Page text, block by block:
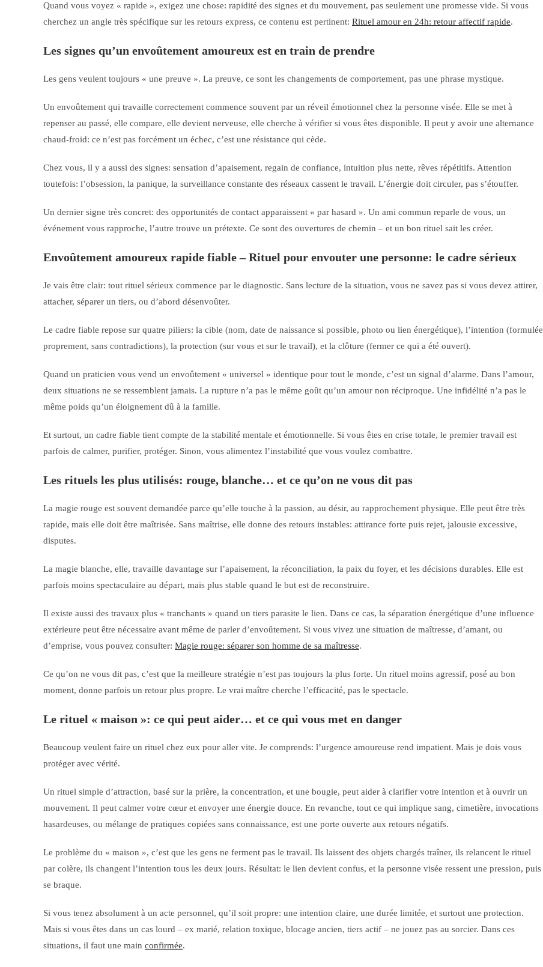
Quand vous voyez « rapide », exigez une chose: rapidité des signes et du mouvement, pas seulement une promesse vide. Si vous
cherchez un angle très spécifique sur les retours express, ce contenu est pertinent: Rituel amour en 24h: retour affectif rapide.
Les signes qu’un envoûtement amoureux est en train de prendre
Les gens veulent toujours « une preuve ». La preuve, ce sont les changements de comportement, pas une phrase mystique.
Un envoûtement qui travaille correctement commence souvent par un réveil émotionnel chez la personne visée. Elle se met à
repenser au passé, elle compare, elle devient nerveuse, elle cherche à vérifier si vous êtes disponible. Il peut y avoir une alternance
chaud-froid: ce n’est pas forcément un échec, c’est une résistance qui cède.
Chez vous, il y a aussi des signes: sensation d’apaisement, regain de confiance, intuition plus nette, rêves répétitifs. Attention
toutefois: l’obsession, la panique, la surveillance constante des réseaux cassent le travail. L’énergie doit circuler, pas s’étouffer.
Un dernier signe très concret: des opportunités de contact apparaissent « par hasard ». Un ami commun reparle de vous, un
événement vous rapproche, l’autre trouve un prétexte. Ce sont des ouvertures de chemin – et un bon rituel sait les créer.
Envoûtement amoureux rapide fiable – Rituel pour envouter une personne: le cadre sérieux
Je vais être clair: tout rituel sérieux commence par le diagnostic. Sans lecture de la situation, vous ne savez pas si vous devez attirer,
attacher, séparer un tiers, ou d’abord désenvoûter.
Le cadre fiable repose sur quatre piliers: la cible (nom, date de naissance si possible, photo ou lien énergétique), l’intention (formulée
proprement, sans contradictions), la protection (sur vous et sur le travail), et la clôture (fermer ce qui a été ouvert).
Quand un praticien vous vend un envoûtement « universel » identique pour tout le monde, c’est un signal d’alarme. Dans l’amour,
deux situations ne se ressemblent jamais. La rupture n’a pas le même goût qu’un amour non réciproque. Une infidélité n’a pas le
même poids qu’un éloignement dû à la famille.
Et surtout, un cadre fiable tient compte de la stabilité mentale et émotionnelle. Si vous êtes en crise totale, le premier travail est
parfois de calmer, purifier, protéger. Sinon, vous alimentez l’instabilité que vous voulez combattre.
Les rituels les plus utilisés: rouge, blanche… et ce qu’on ne vous dit pas
La magie rouge est souvent demandée parce qu’elle touche à la passion, au désir, au rapprochement physique. Elle peut être très
rapide, mais elle doit être maîtrisée. Sans maîtrise, elle donne des retours instables: attirance forte puis rejet, jalousie excessive,
disputes.
La magie blanche, elle, travaille davantage sur l’apaisement, la réconciliation, la paix du foyer, et les décisions durables. Elle est
parfois moins spectaculaire au départ, mais plus stable quand le but est de reconstruire.
Il existe aussi des travaux plus « tranchants » quand un tiers parasite le lien. Dans ce cas, la séparation énergétique d’une influence
extérieure peut être nécessaire avant même de parler d’envoûtement. Si vous vivez une situation de maîtresse, d’amant, ou
d’emprise, vous pouvez consulter: Magie rouge: séparer son homme de sa maîtresse.
Ce qu’on ne vous dit pas, c’est que la meilleure stratégie n’est pas toujours la plus forte. Un rituel moins agressif, posé au bon
moment, donne parfois un retour plus propre. Le vrai maître cherche l’efficacité, pas le spectacle.
Le rituel « maison »: ce qui peut aider… et ce qui vous met en danger
Beaucoup veulent faire un rituel chez eux pour aller vite. Je comprends: l’urgence amoureuse rend impatient. Mais je dois vous
protéger avec vérité.
Un rituel simple d’attraction, basé sur la prière, la concentration, et une bougie, peut aider à clarifier votre intention et à ouvrir un
mouvement. Il peut calmer votre cœur et envoyer une énergie douce. En revanche, tout ce qui implique sang, cimetière, invocations
hasardeuses, ou mélange de pratiques copiées sans connaissance, est une porte ouverte aux retours négatifs.
Le problème du « maison », c’est que les gens ne ferment pas le travail. Ils laissent des objets chargés traîner, ils relancent le rituel
par colère, ils changent l’intention tous les deux jours. Résultat: le lien devient confus, et la personne visée ressent une pression, puis
se braque.
Si vous tenez absolument à un acte personnel, qu’il soit propre: une intention claire, une durée limitée, et surtout une protection.
Mais si vous êtes dans un cas lourd – ex marié, relation toxique, blocage ancien, tiers actif – ne jouez pas au sorcier. Dans ces
situations, il faut une main confirmée.